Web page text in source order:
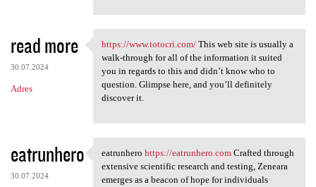
read more
30.07.2024
Adres
https://www.totocri.com/ This
https://www.totocri.com/This web site is usually a
walk-through for all of the information it suited
you in regards to this and didn’t know who to
question. Glimpse here, and you’ll definitely
discover it.
eatrunhero
30.07.2024
eatrunhero https:/
eatrunhero https://eatrunhero.comCrafted through
extensive scientific research and testing, Zeneara
emerges as a beacon of hope for individuals